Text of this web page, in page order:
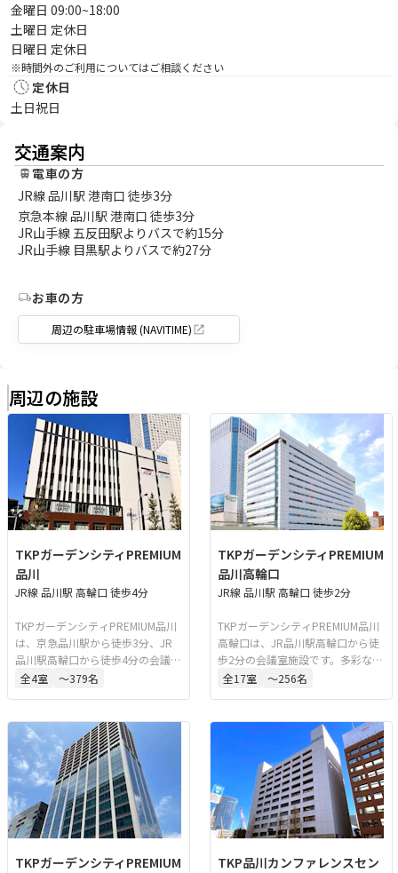
金曜日 09:00~18:00
土曜日 定休日
日曜日 定休日
※時間外のご利用についてはご相談ください
定休日
土日祝日
交通案内
電車の方
JR線 品川駅 港南口 徒歩3分
京急本線 品川駅 港南口 徒歩3分
JR山手線 五反田駅よりバスで約15分
JR山手線 目黒駅よりバスで約27分
お車の方
周辺の駐車場情報 (NAVITIME)
周辺の施設
TKPガーデンシティPREMIUM
品川
JR線 品川駅 高輪口 徒歩4分
TKPガーデンシティPREMIUM品川
は、京急品川駅から徒歩3分、JR
品川駅高輪口から徒歩4分の会議室
施設です。安定した専用回線を完
ー、講演会、懇親会、式典など多
様なイベントに利用できます。
全4室 〜379名
TKPガーデンシティPREMIUM
品川高輪口
JR線 品川駅 高輪口 徒歩2分
TKPガーデンシティPREMIUM品川
高輪口は、JR品川駅高輪口から徒
歩2分の会議室施設です。多彩なイ
ベントスペースを備え、会議、セ
全17室 〜256名
TKPガーデンシティPREMIUM
TKP品川カンファレンスセン